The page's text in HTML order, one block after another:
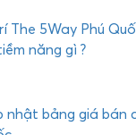
The 5Way Phú
năng gì ?
nhật bảng giá bán